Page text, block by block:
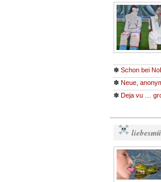
✽ Schon bei
✽ Neue,
✽ Deja vu …